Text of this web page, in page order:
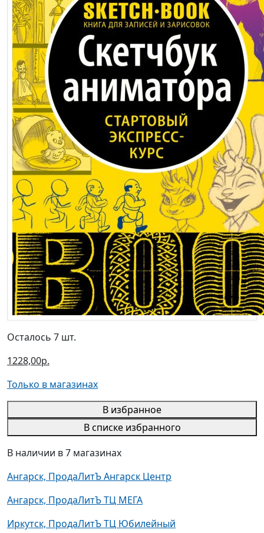
Осталось 7 шт.
1228,00р.
Только в магазинах
В избранное
В списке избранного
В наличии в 7 магазинах
Ангарск, ПродаЛитЪ Ангарск Центр
Ангарск, ПродаЛитЪ ТЦ МЕГА
Иркутск, ПродаЛитЪ ТЦ Юбилейный